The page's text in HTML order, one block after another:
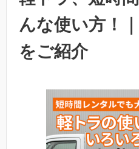
んな使い方！
をご紹介